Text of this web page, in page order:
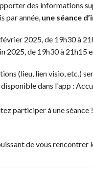
des informations
par année, une séance
2025, de 19h30 à
2025, de 19h30 à 21h15
(lieu, lien visio, etc.)
dans l'app :
participer à une
de vous